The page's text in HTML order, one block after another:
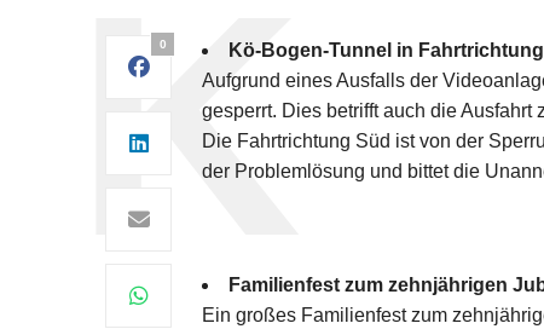
0
Kö-Bogen-Tunnel in
Aufgrund eines Ausfalls der
gesperrt. Dies betrifft auch die
Die Fahrtrichtung Süd ist von der
der Problemlösung und bittet die
Familienfest zum zehnjährigen
Ein großes Familienfest zum